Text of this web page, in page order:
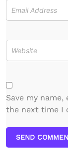
Save my
the next time I
SEND